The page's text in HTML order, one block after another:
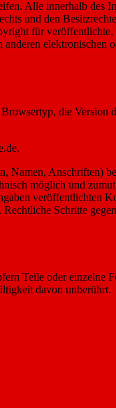
Alle innerhalb des
und den
für
elektronischen
die Version
Anschriften)
möglich und
veröffentlichten
Schritte
Teile oder einzelne
davon unberührt.